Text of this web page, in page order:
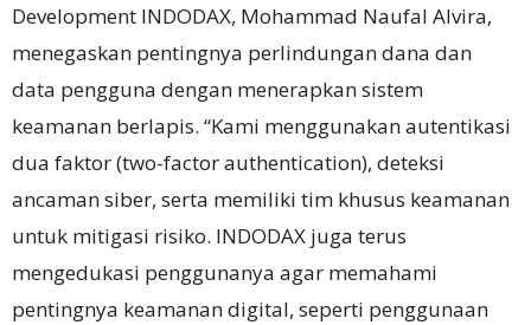
Development INDODAX, Mohammad Naufal Alvira,
menegaskan pentingnya perlindungan dana dan
data pengguna dengan menerapkan sistem
keamanan berlapis. “Kami menggunakan autentikasi
dua faktor (two-factor authentication), deteksi
ancaman siber, serta memiliki tim khusus keamanan
untuk mitigasi risiko. INDODAX juga terus
mengedukasi penggunanya agar memahami
pentingnya keamanan digital, seperti penggunaan